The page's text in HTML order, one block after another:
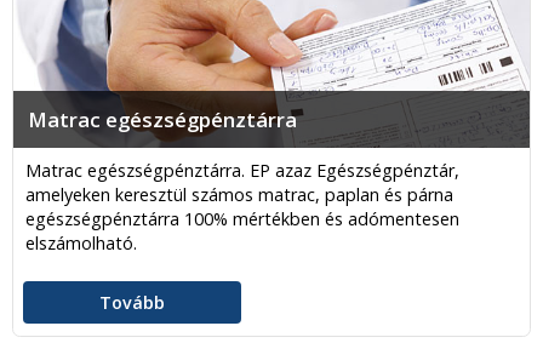
Matrac egészségpénztárra
Matrac egészségpénztárra. EP azaz Egészségpénztár,
amelyeken keresztül számos matrac, paplan és párna
egészségpénztárra 100% mértékben és adómentesen
elszámolható.
Tovább